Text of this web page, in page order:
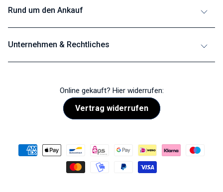
Rund um den Ankauf
Unternehmen & Rechtliches
Online gekauft? Hier widerrufen:
Vertrag widerrufen